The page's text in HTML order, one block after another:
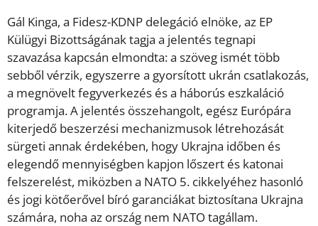
Gál Kinga, a Fidesz-KDNP delegáció elnöke, az EP
Külügyi Bizottságának tagja a jelentés tegnapi
szavazása kapcsán elmondta: a szöveg ismét több
sebből vérzik, egyszerre a gyorsított ukrán csatlakozás,
a megnövelt fegyverkezés és a háborús eszkaláció
programja. A jelentés összehangolt, egész Európára
kiterjedő beszerzési mechanizmusok létrehozását
sürgeti annak érdekében, hogy Ukrajna időben és
elegendő mennyiségben kapjon lőszert és katonai
felszerelést, miközben a NATO 5. cikkelyéhez hasonló
és jogi kötőerővel bíró garanciákat biztosítana Ukrajna
számára, noha az ország nem NATO tagállam.